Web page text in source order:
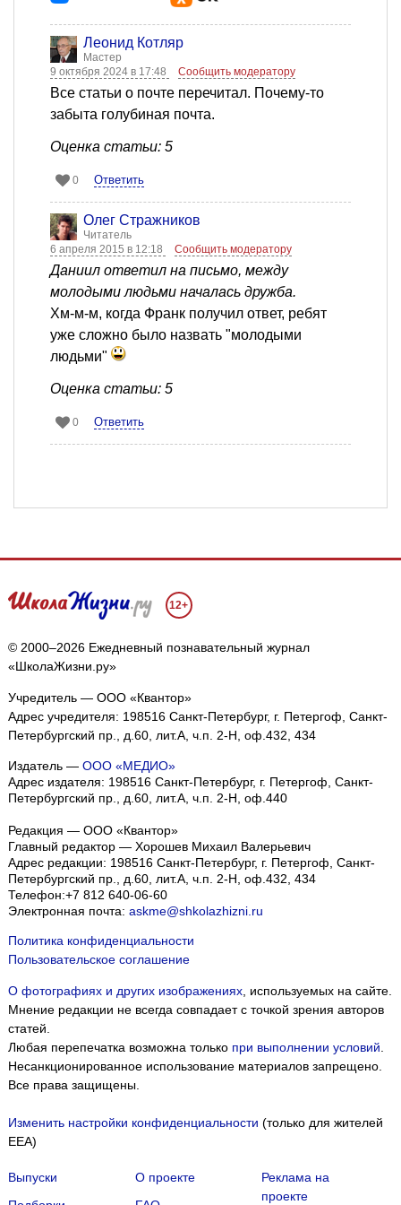
Леонид Котляр
Мастер
9 октября 2024 в 17:48
Сообщить модератору
Все статьи о почте перечитал. Почему-то
забыта голубиная почта.
Оценка статьи: 5
0 Ответить
Олег Стражников
Читатель
6 апреля 2015 в 12:18
Сообщить модератору
Даниил ответил на письмо, между
молодыми людьми началась дружба.
Хм-м-м, когда Франк получил ответ, ребят
уже сложно было назвать "молодыми
людьми"
Оценка статьи: 5
0 Ответить
12+
© 2000–2026 Ежедневный познавательный журнал
«ШколаЖизни.ру»
Учредитель — ООО «Квантор»
Адрес учредителя: 198516 Санкт-Петербург, г. Петергоф, Санкт-
Петербургский пр., д.60, лит.А, ч.п. 2-Н, оф.432, 434
Издатель — ООО «МЕДИО»
Адрес издателя: 198516 Санкт-Петербург, г. Петергоф, Санкт-
Петербургский пр., д.60, лит.А, ч.п. 2-Н, оф.440
Редакция — ООО «Квантор»
Главный редактор — Хорошев Михаил Валерьевич
Адрес редакции: 198516 Санкт-Петербург, г. Петергоф Санкт-
Петербургский пр., д.60, лит.А, ч.п. 2-Н, оф.432, 434
Телефон:+7 812 640-06-60
Электронная почта: askme@shkolazhizni.ru
Политика конфиденциальности
Пользовательское соглашение
О фотографиях и других изображениях, используемых на сайте.
Мнение редакции не всегда совпадает с точкой зрения авторов
статей.
Любая перепечатка возможна только при выполнении условий
Несанкционированное использование материалов запрещено.
Все права защищены.
Изменить настройки конфиденциальности (только для жителей
EEA)
Выпуски
О проекте
Реклама на
проекте